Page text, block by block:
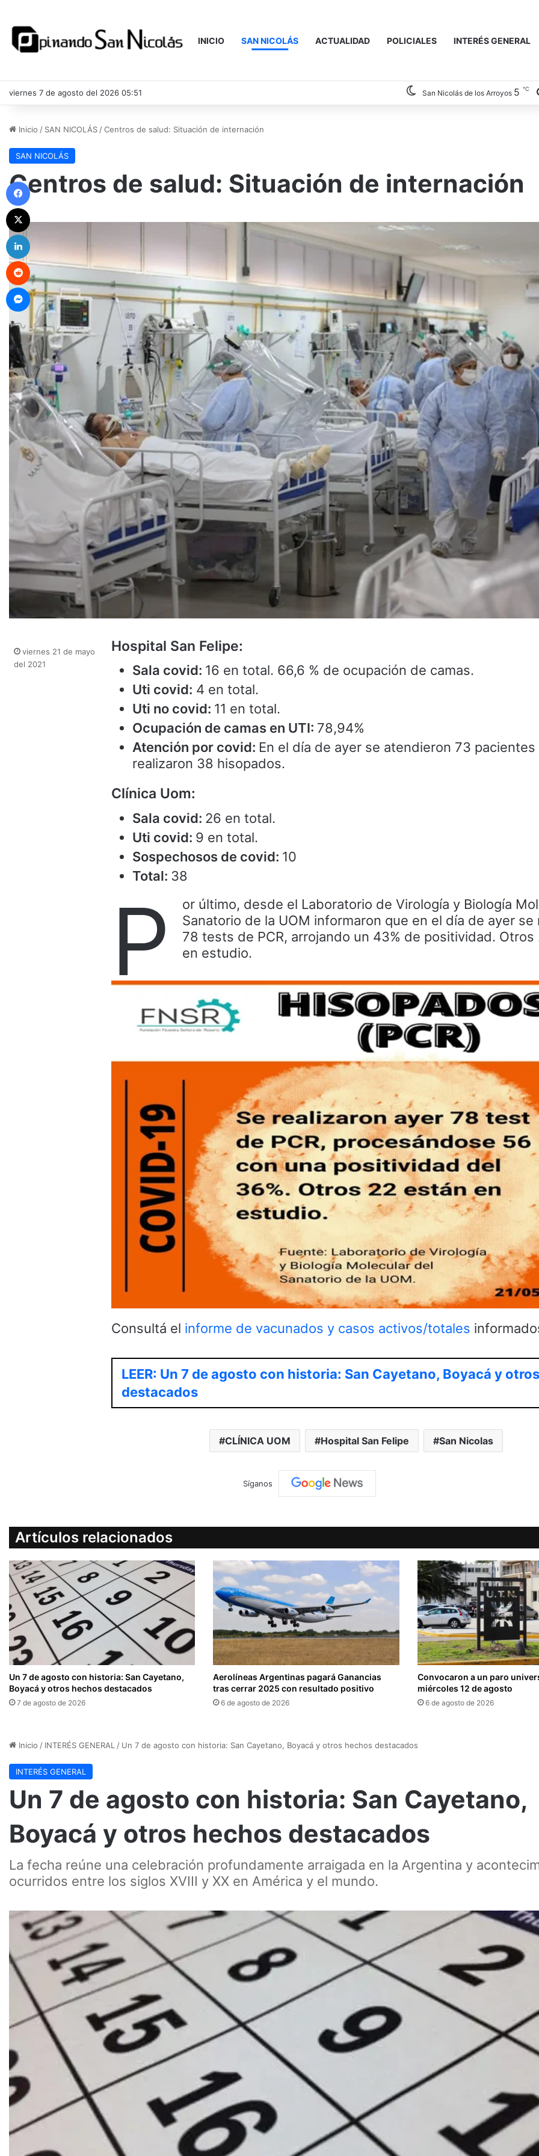
INICIO SAN NICOLÁS ACTUALIDAD POLICIALES INTERÉS GENERAL
viernes 7 de agosto del 2026 05:51 San Nicolás de los Arroyos 5 ℃
Inicio / SAN NICOLÁS /Centros de salud: Situación de internación
SAN NICOLÁS
Centros de salud: Situación de internación
Hospital San Felipe:
Sala covid: 16 en total. 66,6 % de ocupación de camas.
Uti covid: 4 en total.
Uti no covid: 11 en total.
Ocupación de camas en UTI: 78,94%
Atención por covid: En el día de ayer se atendieron 73 pacientes
realizaron 38 hisopados.
Clínica Uom:
Sala covid: 26 en total.
Uti covid: 9 en total.
Sospechosos de covid: 10
Total: 38
P
or último, desde el Laboratorio de Virología y Biología
Sanatorio de la UOM informaron que en el día de ayer se
78 tests de PCR, arrojando un 43% de positividad. Otros
en estudio.
Consultá el informe de vacunados y casos activos/totales
LEER: Un 7 de agosto con historia: San Cayetano, Boyacá y
destacados
CLÍNICA UOM Hospital San Felipe San Nicolas
viernes 21 de mayo
del 2021
Síganos
Artículos relacionados
Un 7 de agosto con historia: San Cayetano,
Boyacá y otros hechos destacados
7 de agosto de 2026
Aerolíneas Argentinas pagará Ganancias
tras cerrar 2025 con resultado positivo
6 de agosto de 2026
Convocaron a un paro
miércoles 12 de agosto
6 de agosto de 2026
Facebook
Reddit
Messenger